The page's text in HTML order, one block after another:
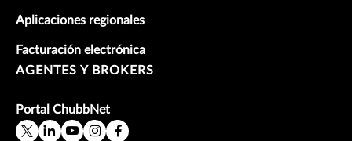
Aplicaciones regionales
Facturación electrónica
AGENTES Y BROKERS
Portal ChubbNet